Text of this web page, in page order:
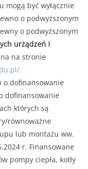
mogą być wyłącznie
o podwyższonym
o podwyższonym
urządzeń i
na stronie
.
o dofinansowanie
dofinansowanie
których są
równoważne
lub montażu ww.
r. Finansowane
pompy ciepła, kotły